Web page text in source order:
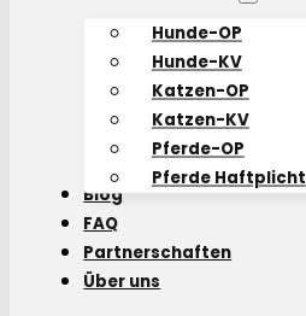
Hunde-OP
Hunde-KV
Katzen-OP
Katzen-KV
Pferde-OP
Pferde Haftplicht
Blog
FAQ
Partnerschaften
Über uns